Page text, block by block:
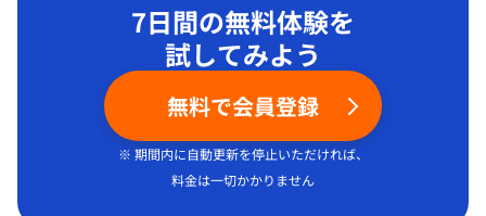
7日間の無料体験を
試してみよう
無料で会員登録
※ 期間内に自動更新を停止いただければ、
料金は一切かかりません